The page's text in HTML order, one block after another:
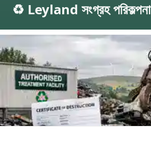
♻️ Leyland সংগ্রহ পরিকল্পনা